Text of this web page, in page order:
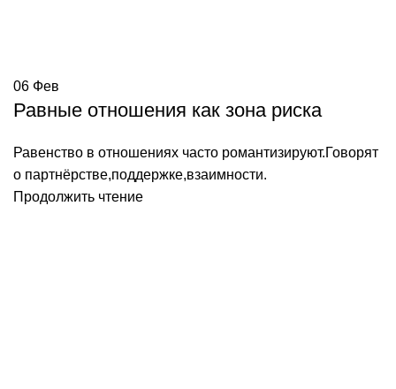
06 Фев
Равные отношения как зона риска
Равенство в отношениях часто романтизируют.Говорят
о партнёрстве,поддержке,взаимности.
Продолжить чтение